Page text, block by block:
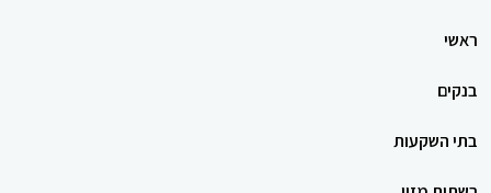
ראשי
בנקים
בתי השקעות